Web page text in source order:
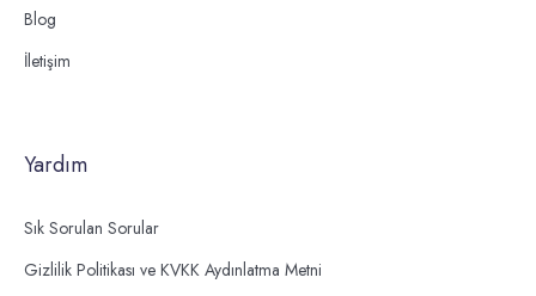
Blog
İletişim
Yardım
Sık Sorulan Sorular
Gizlilik Politikası ve KVKK Aydınlatma Metni